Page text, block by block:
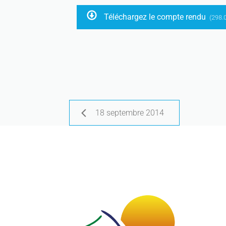
Téléchargez le compte rendu
18 septembre 2014